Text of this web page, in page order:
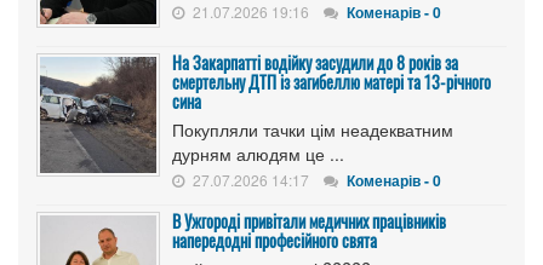
21.07.2026 19:16 Коменарів - 0
На Закарпатті водійку засудили до 8 років за
смертельну ДТП із загибеллю матері та 13-річного
сина
Покупляли тачки цім неадекватним
дурням алюдям це ...
27.07.2026 14:17 Коменарів - 0
В Ужгороді привітали медичних працівників
напередодні професійного свята